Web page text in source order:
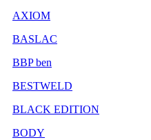
AXIOM
BASLAC
BBP ben
BESTWELD
BLACK EDITION
BODY